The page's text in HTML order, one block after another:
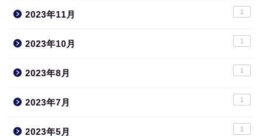
2023年11月 1
2023年10月 1
2023年8月 1
2023年7月 1
2023年5月 1